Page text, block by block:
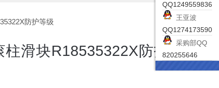
防护等级
柱滑块R18535322X防护等
QQ1249559836
王亚波
QQ1274173590
采购部QQ
820255646